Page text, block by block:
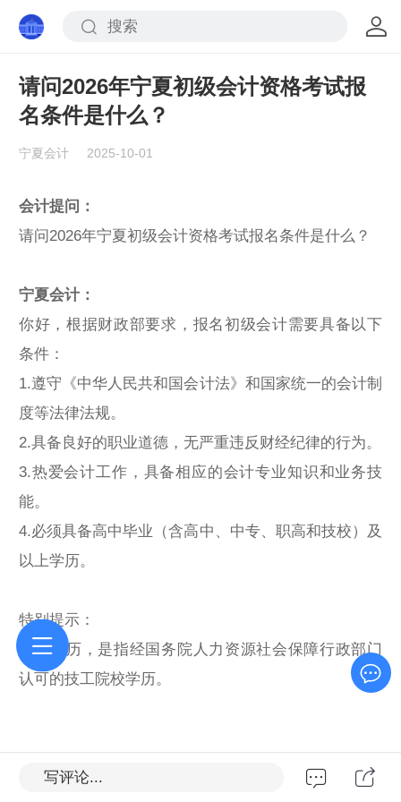
请问2026年宁夏初级会计资格考试报
名条件是什么？
宁夏会计 2025-10-01
会计提问：
请问2026年宁夏初级会计资格考试报名条件是什么？
宁夏会计：
你好，根据财政部要求，报名初级会计需要具备以下
条件：
1.遵守《中华人民共和国会计法》和国家统一的会计制
度等法律法规。
2.具备良好的职业道德，无严重违反财经纪律的行为。
3.热爱会计工作，具备相应的会计专业知识和业务技
能。
4.必须具备高中毕业（含高中、中专、职高和技校）及
以上学历。
特别提示：
技校学历，是指经国务院人力资源社会保障行政部门
认可的技工院校学历。
原创声明：此篇为宁夏会计网整理编辑，部分来源于
写评论...